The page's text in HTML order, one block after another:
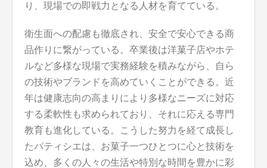
り、現場での即戦力となる人材を育てている。
衛生面への配慮も徹底され、安全で安心できる商
品作りに繋がっている。卒業後は洋菓子店やホテ
ルなど多様な現場で実務経験を積みながら、自ら
の技術やブランドを高めていくことができる。近
年は健康志向の高まりにより多様なニーズに対応
する柔軟性も求められており、それに応える専門
教育も進化している。こうした努力を経て成長し
たパティシエは、お菓子一つひとつに心と技術を
込め、多くの人々の生活や特別な時間を豊かに彩